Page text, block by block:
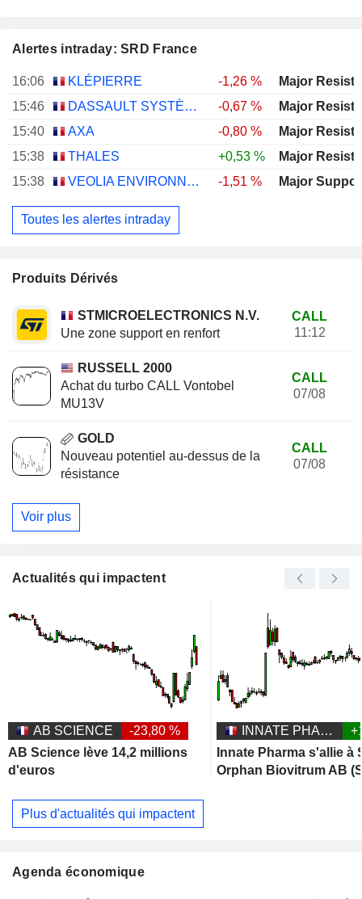
Alertes intraday: SRD France
16:06 KLÉPIERRE
-1,26 %
15:46
DASSAULT SYSTÈMES SE
-0,67 %
15:40
AXA
-0,80 %
15:38
THALES
+0,53 %
15:38
VEOLIA ENVIRONNEMENT -1,51 %
Toutes les alertes intraday
Produits Dérivés
STMICROELECTRONICS N.V.
Une zone support en renfort
CALL
11:12
RUSSELL 2000
Achat du turbo CALL Vontobel
MU13V
CALL
07/08
GOLD
Nouveau potentiel au-dessus de la
résistance
CALL
07/08
Voir plus
Actualités qui impactent
AB SCIENCE
-23,80 %
AB Science lève 14,2 millions
d'euros
INNATE PHARMA
Innate Pharma s'allie à
Orphan Biovitrum AB
Plus d'actualités qui impactent
Agenda économique